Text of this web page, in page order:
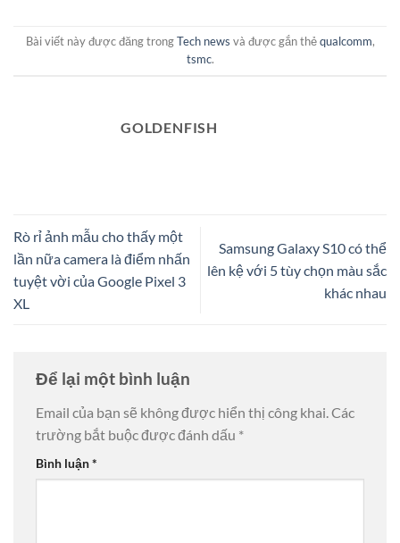
Bài viết này được đăng trongTech news và được gắn thẻqualcomm,
tsmc.
GOLDENFISH
Rò rỉ ảnh mẫu cho thấy một
lần nữa camera là điểm nhấn
tuyệt vời của Google Pixel 3
XL
Samsung Galaxy S10 có thể
lên kệ với 5 tùy chọn màu sắc
khác nhau
Để lại một bình luận
Email của bạn sẽ không được hiển thị công khai.Các
trường bắt buộc được đánh dấu *
Bình luận*